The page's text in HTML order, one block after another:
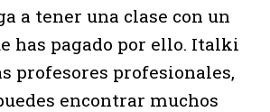
a tener una clase con un
has pagado por ello. Italki
profesores profesionales,
encontrar muchos